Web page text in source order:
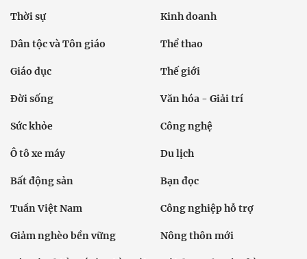
Thời sự Kinh doanh
Dân tộc và Tôn giáo Thể thao
Giáo dục Thế giới
Đời sống Văn hóa - Giải trí
Sức khỏe Công nghệ
Ô tô xe máy Du lịch
Bất động sản Bạn đọc
Tuần Việt Nam Công nghiệp hỗ trợ
Giảm nghèo bền vững Nông thôn mới